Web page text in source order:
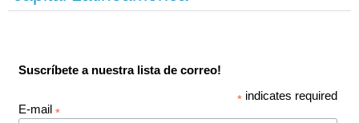
Suscríbete a nuestra lista de correo!
* indicates required
E-mail *